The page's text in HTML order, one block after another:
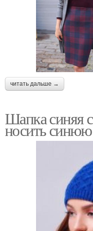
читать дальше →
Шапка синяя
носить